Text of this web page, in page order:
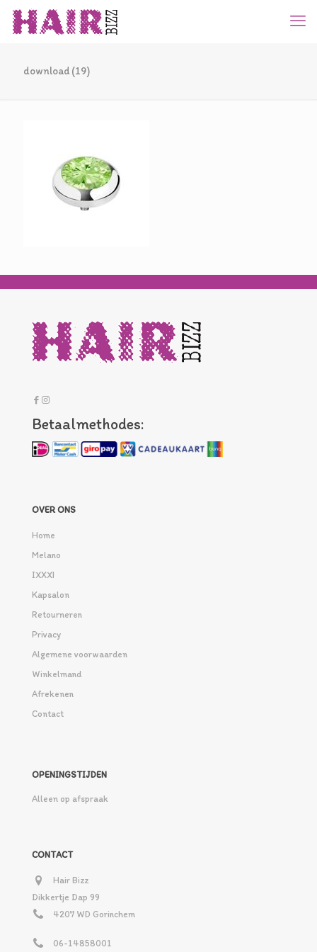
download (19)
Betaalmethodes:
OVER ONS
Home
Melano
IXXXI
Kapsalon
Retourneren
Privacy
Algemene voorwaarden
Winkelmand
Afrekenen
Contact
OPENINGSTIJDEN
Alleen op afspraak
CONTACT
Hair Bizz
Dikkertje Dap 99
4207 WD Gorinchem
06-14858001